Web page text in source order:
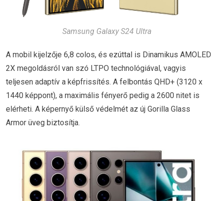
Samsung Galaxy S24 Ultra
A mobil kijelzője 6,8 colos, és ezúttal is Dinamikus AMOLED
2X megoldásról van szó LTPO technológiával, vagyis
teljesen adaptív a képfrissítés. A felbontás QHD+ (3120 x
1440 képpont), a maximális fényerő pedig a 2600 nitet is
elérheti. A képernyő külső védelmét az új Gorilla Glass
Armor üveg biztosítja.